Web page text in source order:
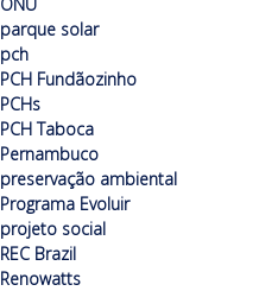
parque solar
pch
PCH Fundãozinho
PCHs
PCH Taboca
Pernambuco
preservação ambiental
Programa Evoluir
projeto social
REC Brazil
Renowatts